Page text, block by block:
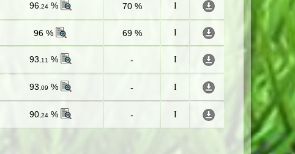
96,24% 70 % I
96 % 69 % I
93 ,11 % - I
93 ,09 % - I
90,24% - I